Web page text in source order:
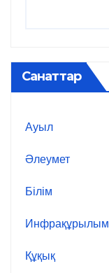
Санаттар
Ауыл
Әлеумет
Білім
Инфрақұрылым
Құқық